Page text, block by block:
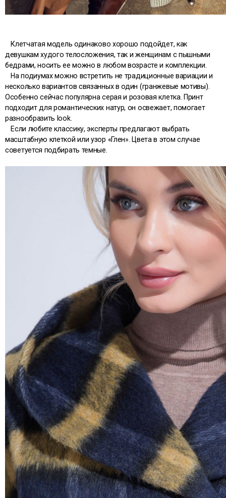
Клетчатая модель одинаково хорошо подойдет, как
девушкам худого телосложения, так и женщинам с пышными
бедрами, носить ее можно в любом возрасте и комплекции.
На подиумах можно встретить не традиционные вариации и
несколько вариантов связанных в один (гранжевые мотивы).
Особенно сейчас популярна серая и розовая клетка. Принт
подходит для романтических натур, он освежает, помогает
разнообразить look.
Если любите классику, эксперты предлагают выбрать
масштабную клеткой или узор «Глен». Цвета в этом случае
советуется подбирать темные.